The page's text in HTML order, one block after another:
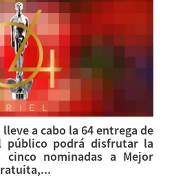
a cabo la 64 entrega de
público podrá disfrutar la
nominadas a Mejor